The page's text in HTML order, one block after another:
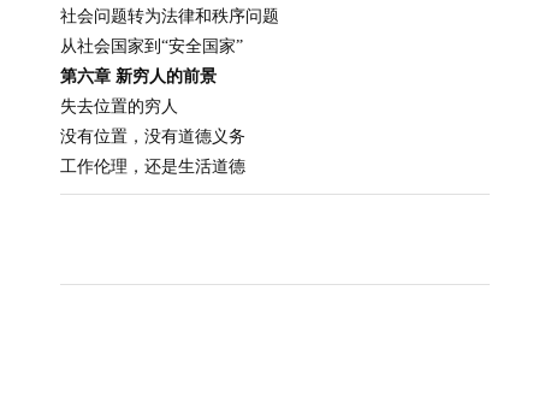
社会问题转为法律和秩序问题
从社会国家到“安全国家”
第六章 新穷人的前景
失去位置的穷人
没有位置，没有道德义务
工作伦理，还是生活道德